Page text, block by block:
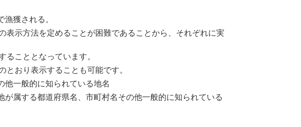
獲される。
表示方法を定めることが困難であることから、それぞれに実
ることとなっています。
とおり表示することも可能です。
他一般的に知られている地名
が属する都道府県名、市町村名その他一般的に知られている